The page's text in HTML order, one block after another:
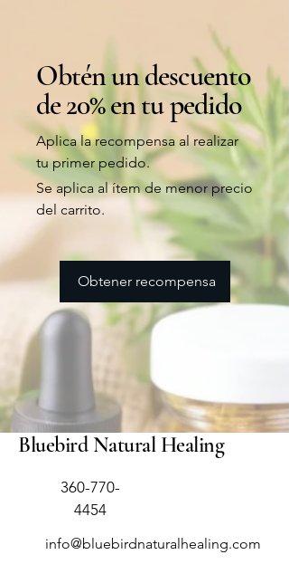
Obtén un descuento
de 20% en tu pedido
Aplica la recompensa al realizar
tu primer pedido.
Obtener recompensa
Se aplica al ítem de menor precio
del carrito.
Bluebird Natural Healing
360-770-
4454
info@bluebirdnaturalhealing.com